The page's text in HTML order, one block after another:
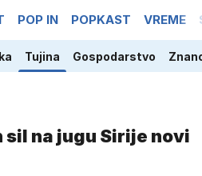
POP IN POPKAST VREME
Tujina Gospodarstvo
sil na jugu Sirije novi